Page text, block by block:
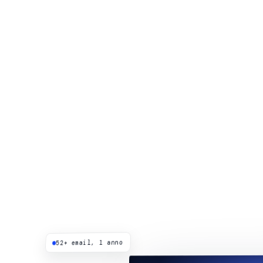
52+ email, 1 anno